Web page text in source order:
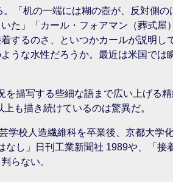
「机の一端には糊の壺が、反対側
た」「カール・フォアマン（葬式屋
するのさ、といつかカールが説明し
うな水性だろうか。最近は米国では
描写する些細な語まで広い上げる
も描き続けているのは驚異だ。
校人造繊維科を卒業後、京都大学
し」日刊工業新聞社 1989や、「接
らない。